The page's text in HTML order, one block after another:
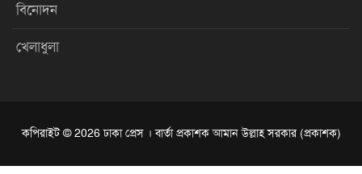
বিনোদন
খেলাধুলা
কপিরাইট © 2026 ঢাকা প্রেস । বার্তা প্রকাশক আমান উল্লাহ সরকার (প্রকাশক)